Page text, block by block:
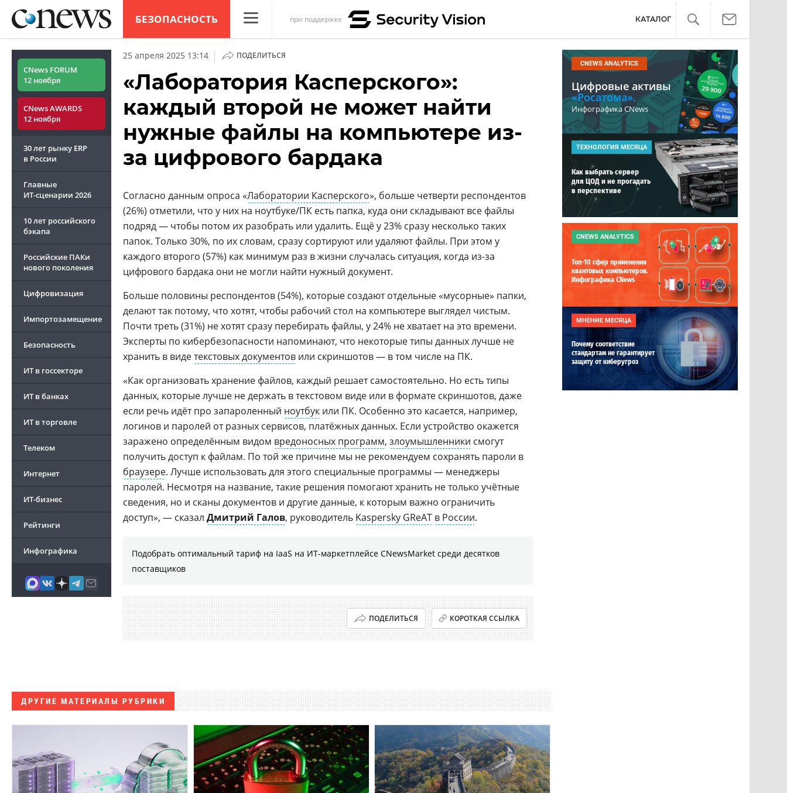
БЕЗОПАСНОСТЬ
Конференции
Маркет
Техника
ТВ
при поддержке КАТАЛОГ
CNews FORUM
12 ноября
CNews AWARDS
12 ноября
30 лет рынку ERP
в России
Главные
ИТ-сценарии 2026
10 лет российского
бэкапа
Российские ПАКи
нового поколения
Цифровизация
Импортозамещение
Безопасность
ИТ в госсекторе
ИТ в банках
ИТ в торговле
Телеком
Интернет
ИТ-бизнес
Рейтинги
Инфографика
25 апреля 2025 13:14 | ПОДЕЛИТЬСЯ
«Лаборатория Касперского»:
каждый второй не может найти
нужные файлы на компьютере из-
за цифрового бардака
Согласно данным опроса «Лаборатории Касперского», больше четверти респондентов
(26%) отметили, что у них на ноутбуке/ПК есть папка, куда они складывают все файлы
подряд — чтобы потом их разобрать или удалить. Ещё у 23% сразу несколько таких
папок. Только 30%, по их словам, сразу сортируют или удаляют файлы. При этом у
каждого второго (57%) как минимум раз в жизни случалась ситуация, когда из-за
цифрового бардака они не могли найти нужный документ.
Больше половины респондентов (54%), которые создают отдельные «мусорные» папки,
делают так потому, что хотят, чтобы рабочий стол на компьютере выглядел чистым.
Почти треть (31%) не хотят сразу перебирать файлы, у 24% не хватает на это времени.
Эксперты по кибербезопасности напоминают, что некоторые типы данных лучше не
хранить в видетекстовых документов или скриншотов — в том числе на ПК.
«Как организовать хранение файлов, каждый решает самостоятельно. Но есть типы
данных, которые лучше не держать в текстовом виде или в формате скриншотов, даже
если речь идёт про запароленный ноутбук или ПК. Особенно это касается, например,
логинов и паролей от разных сервисов, платёжных данных. Если устройство окажется
заражено определённым видом вредоносных программ, злоумышленники смогут
получить доступ к файлам. По той же причине мы не рекомендуем сохранять пароли в
браузере. Лучше использовать для этого специальные программы — менеджеры
паролей. Несмотря на название, такие решения помогают хранить не только учётные
сведения, но и сканы документов и другие данные, к которым важно ограничить
доступ», — сказал Дмитрий Галов, руководитель Kaspersky GReAT в России.
Подобрать оптимальный тариф на IaaS на ИТ-маркетплейсе CNewsMarket среди десятков
поставщиков
ПОДЕЛИТЬСЯ КОРОТКАЯ ССЫЛКА
ДРУГИЕ МАТЕРИАЛЫ РУБРИКИ
CNEWS ANALYTICS
Цифровые активы
«Росатома».
Инфографика CNews
ТЕХНОЛОГИЯ МЕСЯЦА
Как выбрать сервер
для ЦОД и не прогадать
в перспективе
CNEWS ANALYTICS
Топ-10 сфер применения
квантовых компьютеров.
Инфографика CNews
МНЕНИЕ МЕСЯЦА
Почему соответствие
стандартам не гарантирует
защиту от киберугроз